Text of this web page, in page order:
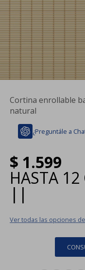
Cortina enrollable
natural
¿Preguntále a
$ 1.599
HASTA 12
| |
Ver todas las opciones